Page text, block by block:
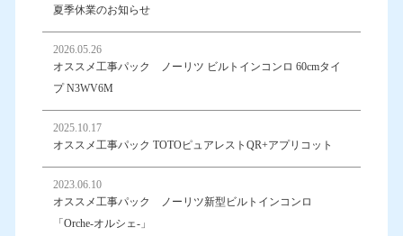
夏季休業のお知らせ
2026.05.26
オススメ工事パック ノーリツ ビルトインコンロ 60cmタイ
プ N3WV6M
2025.10.17
オススメ工事パック TOTOピュアレストQR+アプリコット
2023.06.10
オススメ工事パック ノーリツ新型ビルトインコンロ
「Orche-オルシェ-」